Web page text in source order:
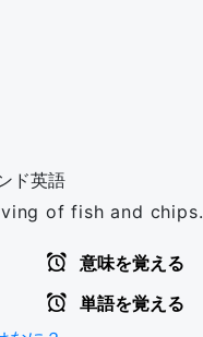
ド英語
of fish and chips.
意味を覚える
単語を覚える